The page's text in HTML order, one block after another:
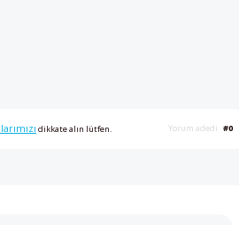
dikkate alın lütfen. Yorum adedi #0